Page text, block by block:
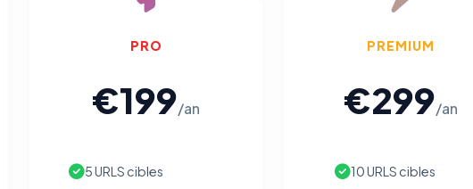
PRO
€199/an
5 URLS cibles
PREMIUM
€299/an
10 URLS cibles